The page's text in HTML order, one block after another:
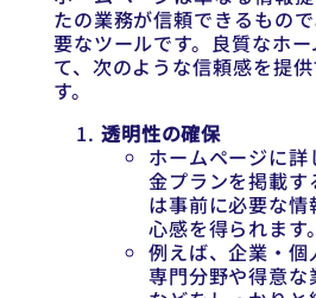
たの業務が信頼できるもの
要なツールです。良質なホ
て、次のような信頼感を提
す。
透明性の確保
ホームページに
金プランを掲載
は事前に必要な
心感を得られます。
例えば、企業・
専門分野や得意